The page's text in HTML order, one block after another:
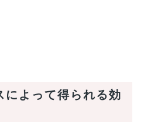
によって得られる効